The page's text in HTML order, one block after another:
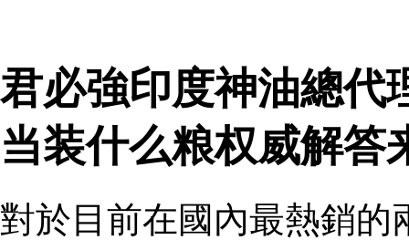
君必強印度神油總代
当装什么粮权威解答
對於目前在國內最熱銷的